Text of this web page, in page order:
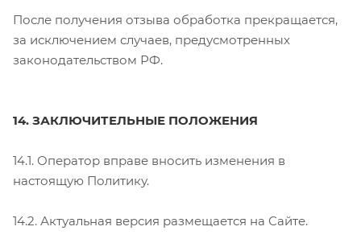
После получения отзыва обработка прекращается,
за исключением случаев, предусмотренных
законодательством РФ.
14. ЗАКЛЮЧИТЕЛЬНЫЕ ПОЛОЖЕНИЯ
14.1. Оператор вправе вносить изменения в
настоящую Политику.
14.2. Актуальная версия размещается на Сайте.